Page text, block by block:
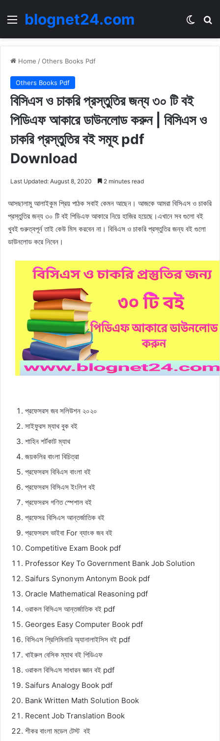
Menublognet24.com
Home /Others Books Pdf
Others Books Pdf
বিসিএস ও চাকরি প্রস্তুতির জন্য ৩০ টি বই
পিডিএফ আকারে ডাউনলোড করুন | বিসিএস ও
চাকরি প্রস্তুতির বই সমূহ pdf
Download
Last Updated: August 8, 2020 2 minutes read
আসছালামু আলাইকুম প্রিয় পাঠক সবাই কেমন আছেন। আজকে আমরা বিসিএস ও চাকরি
প্রস্তুতির জন্য ৩০ টি বই পিডিএফ আকারে নিয়ে হাজির হয়েছে।এখানে সব গুলো বই
খুবই গুরুত্বপূর্ন তাই কেউ মিস করবেন না। বিবিএস ও চাকরি প্রস্তুতির জন্য বই গুলো
ডাউনলোড করে নিবেন।
প্রফেসরস জব সলিউশন ২০২০
সাইফুরস ম্যাথ বুক বই
শাহিন শর্টকাট ম্যাথ
জয়কলির বাংলা বিচিত্রা
প্রফেসরস বিবিএস বাংলা বই
প্রফেসরস বিসিএস ইংলিশ বই
প্রফেসরস গণিত স্পেশাল বই
প্রফেসর বিসিএস আন্তর্জাতিক বই
প্রফেসরস ভাইবা For ব্যাংক জব বই
Competitive Exam Book pdf
Professor Key To Government Bank Job Solution
Saifurs Synonym Antonym Book pdf
Oracle Mathematical Reasoning pdf
ওরাকল বিসিএস আন্তর্জাতিক বই pdf
Georges Easy Computer Book pdf
বিসিএস প্রিলিমিনারি অ্যানালাইসিস বই pdf
খাইরুল বেসিক ম্যাথ বই পিডিএফ
ওরাকল বিসিএস সাধারন জ্ঞান বই pdf
Saifurs Analogy Book pdf
Bank Written Math Solution Book
Recent Job Translation Book
শীকর বাংলা মডেল টেস্ট বই